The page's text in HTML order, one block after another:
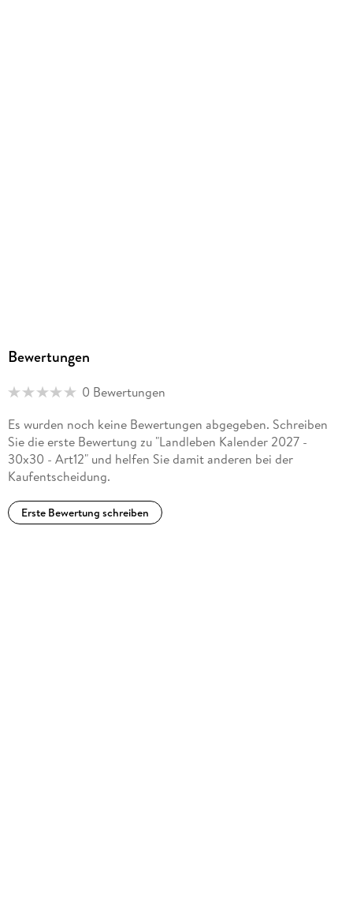
Bewertungen
0 Bewertungen
Es wurden noch keine Bewertungen abgegeben. Schreiben
Sie die erste Bewertung zu "Landleben Kalender 2027 -
30x30 - Art12" und helfen Sie damit anderen bei der
Kaufentscheidung.
Erste Bewertung schreiben